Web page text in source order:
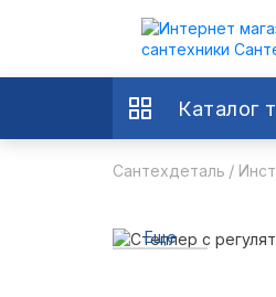
Каталог
Сантехдеталь
Еще